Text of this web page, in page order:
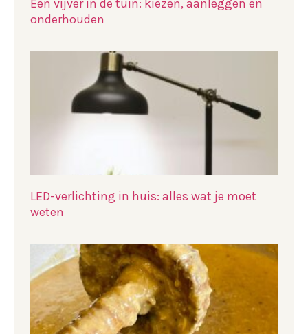
Een vijver in de tuin: kiezen, aanleggen en
onderhouden
LED-verlichting in huis: alles wat je moet
weten